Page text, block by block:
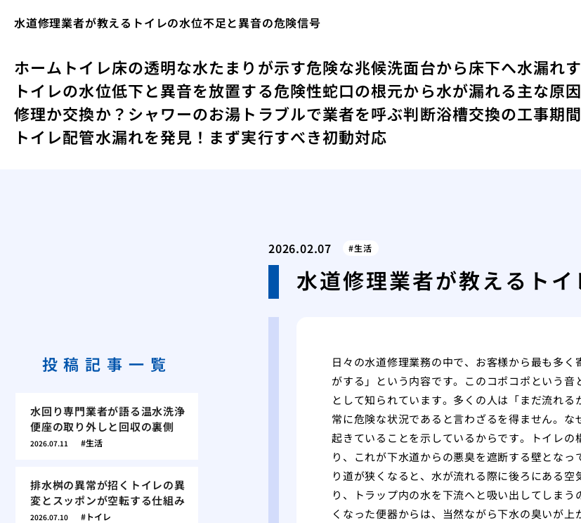
水道修理業者が教えるトイレの水位不足と異音の危険信号
ホーム トイレ床の透明な水たまりが示す危険な兆候洗面台から床下へ水漏れ
トイレの水位低下と異音を放置する危険性蛇口の根元から水が漏れる主な原
修理か交換か？シャワーのお湯トラブルで業者を呼ぶ判断浴槽交換の工事期
トイレ配管水漏れを発見！まず実行すべき初動対応
2026.02.07 生活
水道修理業者が教えるト
日々の水道修理業務の中で、お客様から最も多
がする」という内容です。このコポコポという
として知られています。多くの人は「まだ流れ
常に危険な状況であると言わざるを得ません。
起きていることを示しているからです。トイレ
り、これが下水道からの悪臭を遮断する壁とな
り道が狭くなると、水が流れる際に後ろにある
り、トラップ内の水を下流へと吸い出してしま
くなった便器からは、当然ながら下水の臭いが
投稿記事一覧
水回り専門業者が語る温水洗浄
便座の取り外しと回収の裏側
2026.07.11 生活
排水桝の異常が招くトイレの異
変とスッポンが空転する仕組み
2026.07.10 トイレ